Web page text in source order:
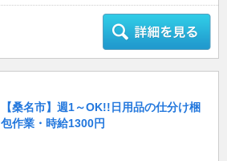
【桑名市】週1～OK!!日用品の仕分け梱
包作業・時給1300円